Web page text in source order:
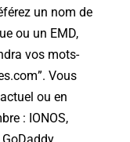
un nom de
ou un EMD,
vos mots-
Vous
ou en
: IONOS,